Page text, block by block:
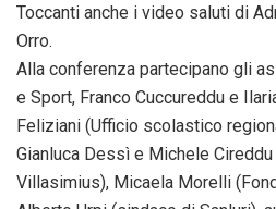
Toccanti anche i video saluti di
Orro.
Alla conferenza partecipano gli
e Sport, Franco Cuccureddu e
Feliziani (Ufficio scolastico
Gianluca Dessì e Michele
Villasimius), Micaela Morelli